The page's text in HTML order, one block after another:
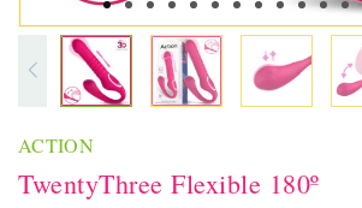
ACTION
TwentyThree Flexible 180º